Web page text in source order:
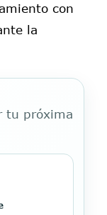
con
la
tu próxima